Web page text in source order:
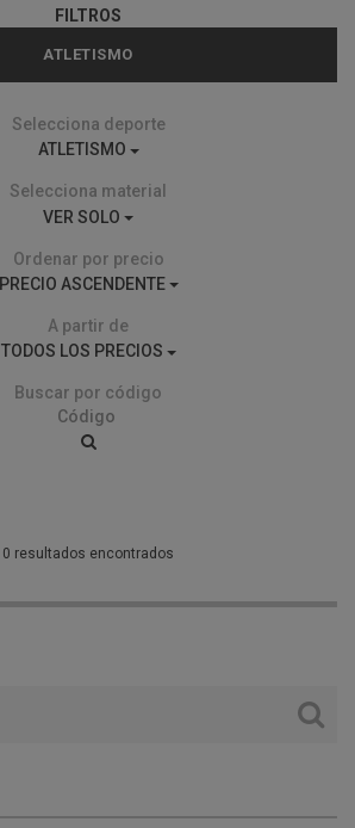
FILTROS
ATLETISMO
Selecciona deporte
ATLETISMO
Selecciona material
VER SOLO
Ordenar por precio
PRECIO ASCENDENTE
A partir de
TODOS LOS PRECIOS
Buscar por código
0 resultados encontrados